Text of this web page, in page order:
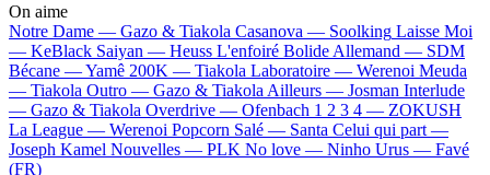
On aime
Notre Dame — Gazo & Tiakola Casanova — Soolking Laisse Moi
— KeBlack Saiyan — Heuss L'enfoiré Bolide Allemand — SDM
Bécane —Yamê 200K — Tiakola Laboratoire — Werenoi Meuda
— Tiakola Outro — Gazo & Tiakola Ailleurs — Josman Interlude
— Gazo & Tiakola Overdrive — Ofenbach 1 2 3 4 — ZOKUSH
La League — Werenoi Popcorn Salé — Santa Celui qui part —
Joseph Kamel Nouvelles — PLK No love — Ninho Urus — Favé
(FR)